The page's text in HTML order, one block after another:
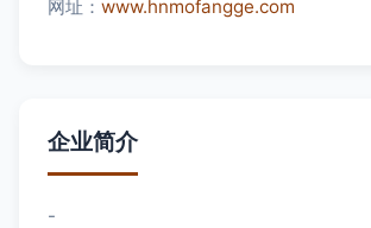
网址： www.hnmofangge.com
企业简介
-